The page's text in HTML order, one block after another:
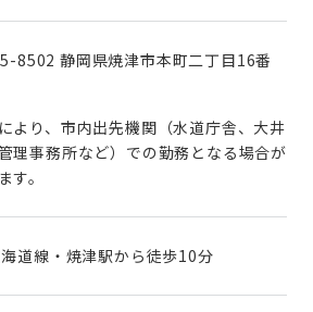
8502 静岡県焼津市本町二丁目16番
より、市内出先機関（水道庁舎、大井
理事務所など）での勤務となる場合が
す。
道線・焼津駅から徒歩10分